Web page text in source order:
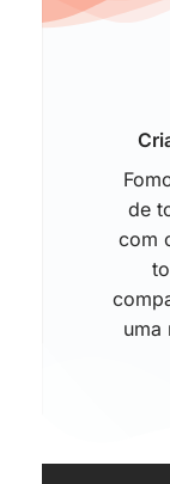
de
com
uma